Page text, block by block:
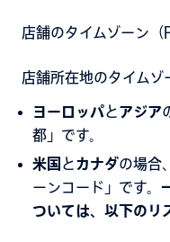
店舗のタイムゾーン（
店舗所在地のタイムゾ
ヨーロッパと アジア
都」です。
米国 と カナダの場合
ーンコード」です。
ついては、以下のリ